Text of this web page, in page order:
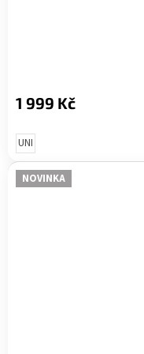
1 999 Kč
UNI
NOVINKA